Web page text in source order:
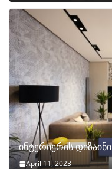
ინტერიერის დიზაინი
April 11, 2023